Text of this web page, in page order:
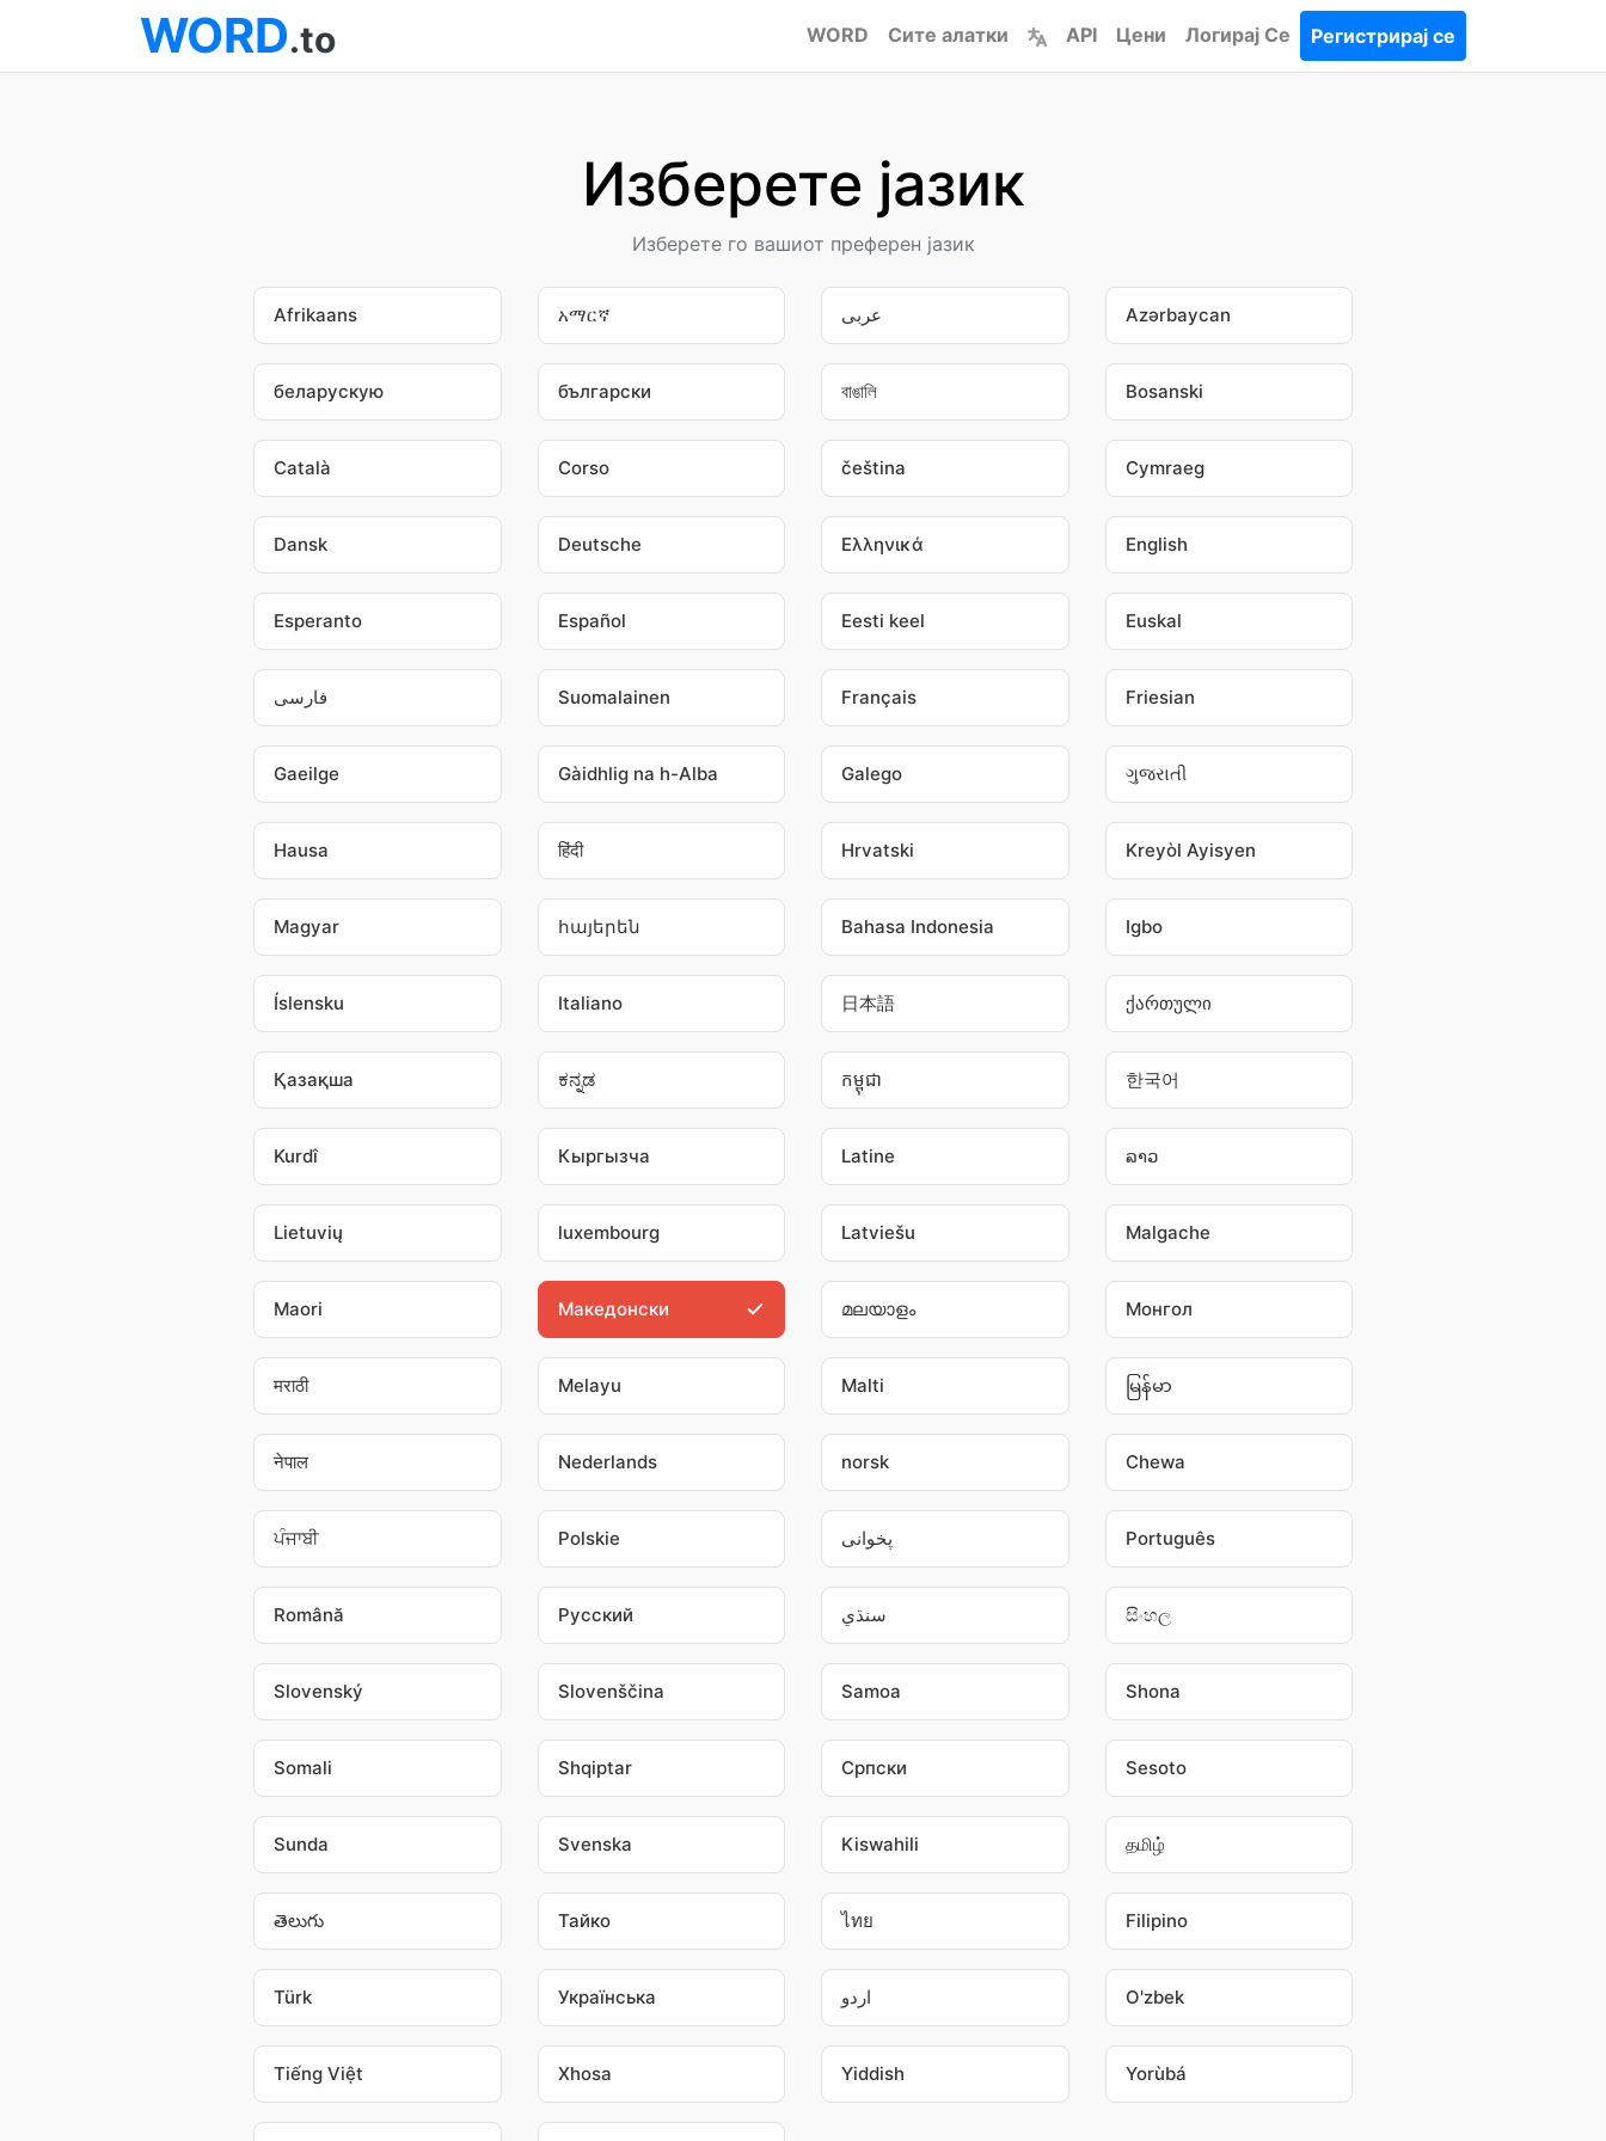
WORD.to WORD Сите алатки API Цени Логирај Се Регистрирај се
Изберете јазик
Изберете го вашиот преферен јазик
Afrikaans አማርኛ عربى Azərbaycan
беларускую български বাঙালি Bosanski
Català Corso čeština Cymraeg
Dansk Deutsche Ελληνικά English
Esperanto Español Eesti keel Euskal
فارسی Suomalainen Français Friesian
Gaeilge Gàidhlig na h-Alba Galego ગુજરાતી
Hausa हिंदी Hrvatski Kreyòl Ayisyen
Magyar հայերեն Bahasa Indonesia Igbo
Íslensku Italiano 日本語 ქართული
Қазақша ಕನ್ನಡ កម្ពុជា 한국어
Kurdî Кыргызча Latine ລາວ
Lietuvių luxembourg Latviešu Malgache
Maori Македонски മലയാളം Монгол
मराठी Melayu Malti မြန်မာ
नेपाल Nederlands norsk Chewa
ਪੰਜਾਬੀ Polskie پخوانی Português
Română Pусский سنڌي සිංහල
Slovenský Slovenščina Samoa Shona
Somali Shqiptar Српски Sesoto
Sunda Svenska Kiswahili தமிழ்
తెలుగు Тайко ไทย Filipino
Türk Українська اردو O'zbek
Tiếng Việt Xhosa Yiddish Yorùbá